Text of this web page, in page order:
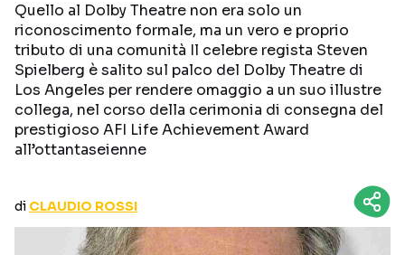
NOTIZIE
CURIOSITÀ
RECENSIONI
TRAILER
BOX OFFICE
Quello al Dolby Theatre non era solo un
riconoscimento formale, ma un vero e proprio
tributo di una comunità Il celebre regista Steven
Spielberg è salito sul palco del Dolby Theatre di
Los Angeles per rendere omaggio a un suo illustre
collega, nel corso della cerimonia di consegna del
prestigioso AFI Life Achievement Award
all’ottantaseienne
di CLAUDIO ROSSI